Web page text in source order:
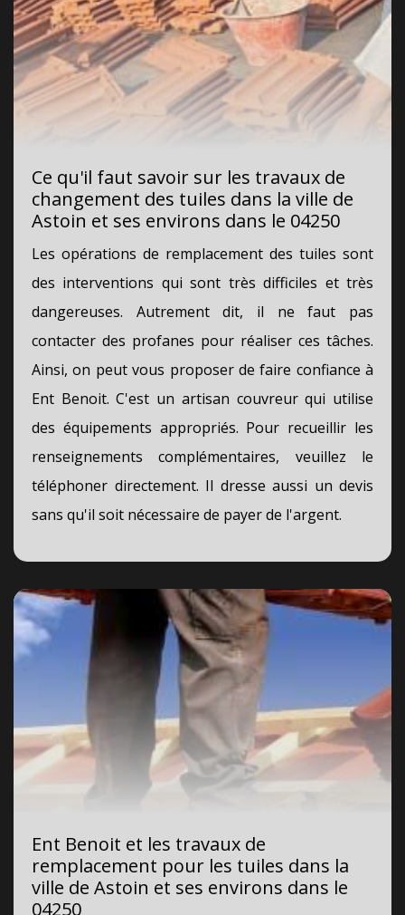
Ce qu'il faut savoir sur les travaux de
changement des tuiles dans la ville de
Astoin et ses environs dans le 04250
Les opérations de remplacement des tuiles sont
des interventions qui sont très difficiles et très
dangereuses. Autrement dit, il ne faut pas
contacter des profanes pour réaliser ces tâches.
Ainsi, on peut vous proposer de faire confiance à
Ent Benoit. C'est un artisan couvreur qui utilise
des équipements appropriés. Pour recueillir les
renseignements complémentaires, veuillez le
téléphoner directement. Il dresse aussi un devis
sans qu'il soit nécessaire de payer de l'argent.
Ent Benoit et les travaux de
remplacement pour les tuiles dans la
ville de Astoin et ses environs dans le
04250